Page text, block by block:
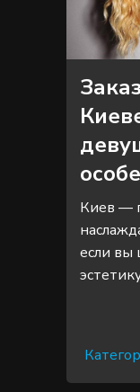
Киев —
если вы